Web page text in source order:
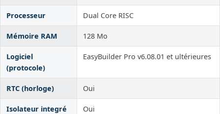
Processeur Dual Core RISC
Mémoire RAM 128 Mo
Logiciel
(protocole)
EasyBuilder Pro v6.08.01 et ultérieures
RTC (horloge) Oui
Isolateur integré Oui